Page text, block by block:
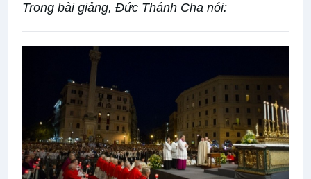
Trong bài giảng, Đức Thánh Cha nói: